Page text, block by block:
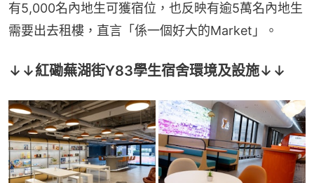
有5,000名內地生可獲宿位，也反映有逾5萬名內地生
需要出去租樓，直言「係一個好大的Market」。
↓↓紅磡蕪湖街Y83學生宿舍環境及設施↓↓